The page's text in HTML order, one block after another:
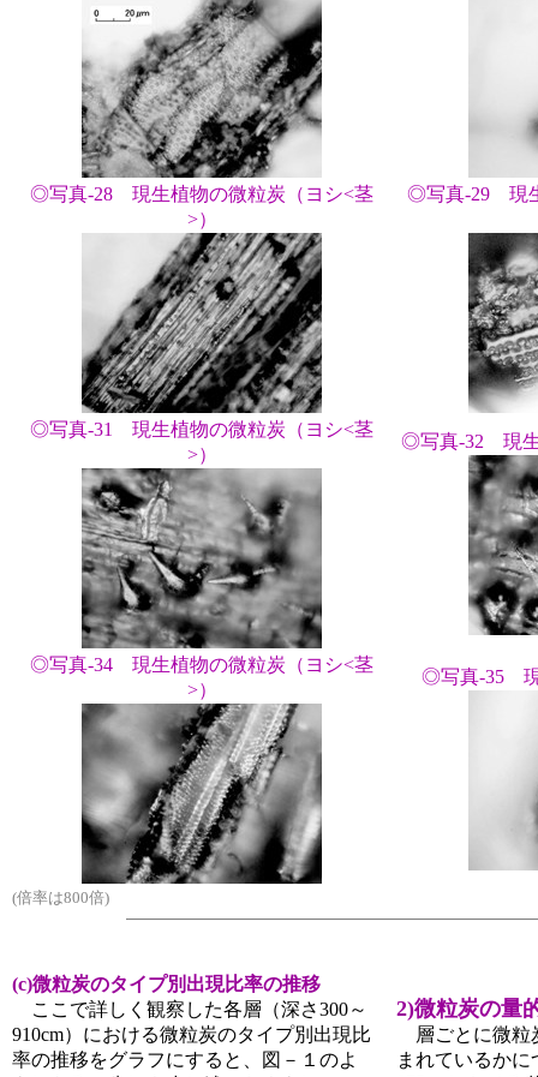
◎写真-28 現生植物の微粒炭（ヨシ<茎
>）
◎写真-29 現
◎写真-31 現生植物の微粒炭（ヨシ<茎
>）
◎写真-32 現生
◎写真-34 現生植物の微粒炭（ヨシ<茎
>）
◎写真-35 現
(倍率は800倍)
(c)微粒炭のタイプ別出現比率の推移
ここで詳しく観察した各層（深さ300～
910cm）における微粒炭のタイプ別出現比
率の推移をグラフにすると、図－１のよ
2)微粒炭の量
層ごとに微粒
まれているかに